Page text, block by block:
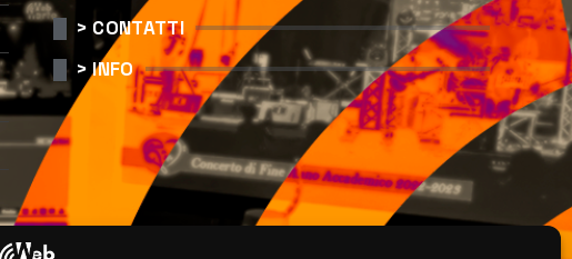
> CONTATTI
> INFO